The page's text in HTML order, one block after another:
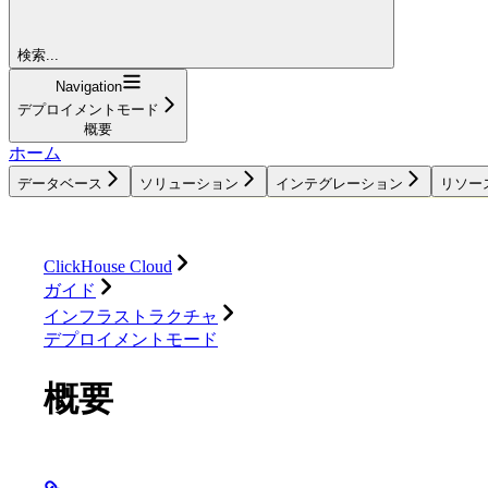
検索...
Navigation
デプロイメントモード
概要
ホーム
データベース ソリューション インテグレーション リソー
ClickHouse Cloud
ガイド
インフラストラクチャ
デプロイメントモード
概要